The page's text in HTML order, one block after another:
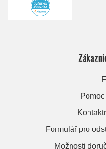
Formulář pro
Možnosti